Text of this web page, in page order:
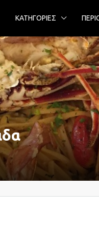
ΚΑΤΗΓΟΡΙΕΣ